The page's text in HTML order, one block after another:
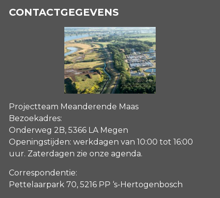
CONTACTGEGEVENS
Projectteam Meanderende Maas
Bezoekadres:
Onderweg 2B, 5366 LA Megen
Openingstijden: werkdagen van 10:00 tot 16:00
uur. Zaterdagen zie onze agenda.
Correspondentie:
Pettelaarpark 70, 5216 PP ‘s-Hertogenbosch